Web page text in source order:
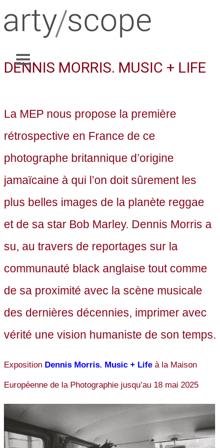
DENNIS MORRIS. MUSIC + LIFE
La MEP nous propose la première
rétrospective en France de ce
photographe britannique d’origine
jamaïcaine à qui l’on doit sûrement les
plus belles images de la planète reggae
et de sa star Bob Marley. Dennis Morris a
su, au travers de reportages sur la
communauté black anglaise tout comme
de sa proximité avec la scène musicale
des dernières décennies, imprimer avec
vérité une vision humaniste de son temps.
Exposition Dennis Morris. Music + Life à la Maison
Européenne de la Photographie jusqu’au 18 mai 2025